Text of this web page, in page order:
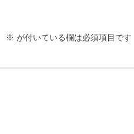
※ が付いている欄は必須項目です